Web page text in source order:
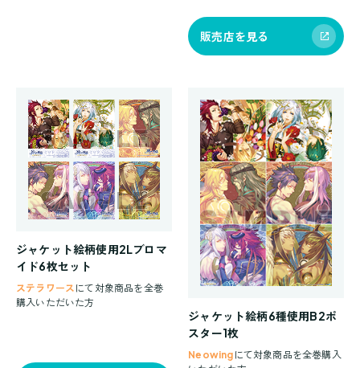
販売店を見る
ジャケット絵柄使用2Lブロマ
イド6枚セット
ステラワース にて対象商品を全巻
購入いただいた方
ジャケット絵柄6種使用B2ポ
スター1枚
Neowing にて対象商品を全巻購入